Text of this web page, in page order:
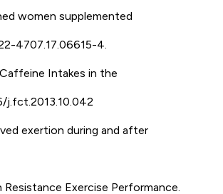
women supplemented
4707.17.06615-4.
Intakes in the
j.fct.2013.10.042
exertion during and after
Exercise Performance.